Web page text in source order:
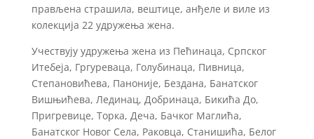
прављена страшила, вештице, анђеле и виле из
колекција 22 удружења жена.
Учествују удружења жена из Пећинаца, Српског
Итебеја, Гргуреваца, Голубинаца, Пивница,
Степановићева, Паноније, Бездана, Банатског
Вишњићева, Лединац, Добринаца, Бикића До,
Пригревице, Торка, Деча, Бачког Маглића,
Банатског Новог Села, Раковца, Станишића, Белог